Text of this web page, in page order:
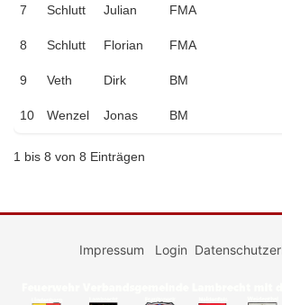
7 Schlutt Julian FMA
8 Schlutt Florian FMA
9 Veth Dirk BM
10 Wenzel Jonas BM
1 bis 8 von 8 Einträgen
Impressum Login